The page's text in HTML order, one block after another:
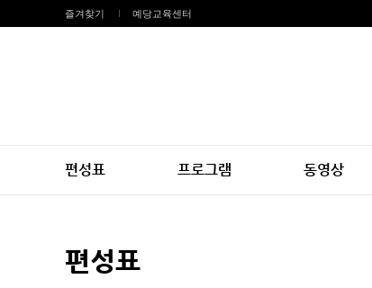
즐겨찾기 예당교육센터
편성표 프로그램 동영상
편성표